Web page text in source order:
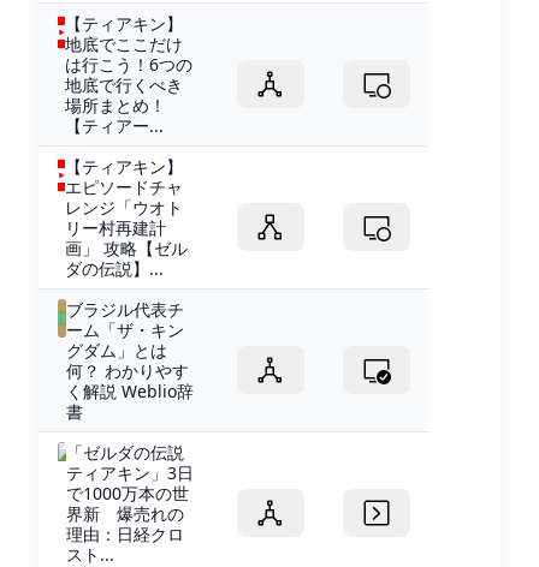
【ティアキン】
地底でここだけ
は行こう！6つの
地底で行くべき
場所まとめ！
【ティアー...
【ティアキン】
エピソードチャ
レンジ「ウオト
リー村再建計
画」 攻略【ゼル
ダの伝説】...
ブラジル代表チ
ーム「ザ・キン
グダム」とは
何？ わかりやす
く解説 Weblio辞
書
「ゼルダの伝説
ティアキン」3日
で1000万本の世
界新 爆売れの
理由：日経クロ
スト...